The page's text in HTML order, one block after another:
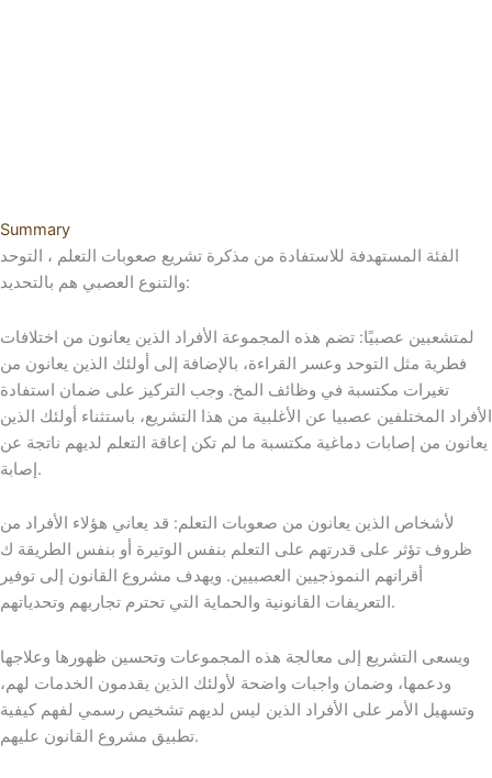
Summary
الفئة المستهدفة للاستفادة من مذكرة تشريع صعوبات التعلم ، التوحد
والتنوع العصبي هم بالتحديد:
لمتشعبين عصبيًا: تضم هذه المجموعة الأفراد الذين يعانون من اختلافات
فطرية مثل التوحد وعسر القراءة، بالإضافة إلى أولئك الذين يعانون من
تغيرات مكتسبة في وظائف المخ. وجب التركيز على ضمان استفادة
الأفراد المختلفين عصبيا عن الأغلبية من هذا التشريع، باستثناء أولئك الذين
يعانون من إصابات دماغية مكتسبة ما لم تكن إعاقة التعلم لديهم ناتجة عن
إصابة.
لأشخاص الذين يعانون من صعوبات التعلم: قد يعاني هؤلاء الأفراد من
ظروف تؤثر على قدرتهم على التعلم بنفس الوتيرة أو بنفس الطريقة ك
أقرانهم النموذجيين العصبيين. ويهدف مشروع القانون إلى توفير
التعريفات القانونية والحماية التي تحترم تجاربهم وتحدياتهم.
ويسعى التشريع إلى معالجة هذه المجموعات وتحسين ظهورها وعلاجها
ودعمها، وضمان واجبات واضحة لأولئك الذين يقدمون الخدمات لهم،
وتسهيل الأمر على الأفراد الذين ليس لديهم تشخيص رسمي لفهم كيفية
تطبيق مشروع القانون عليهم.